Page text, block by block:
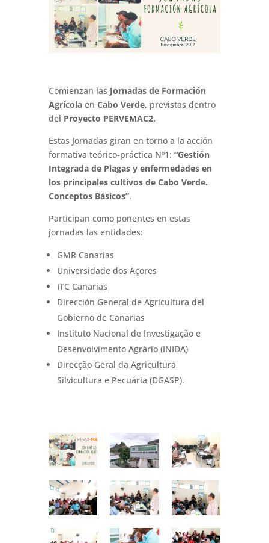
Comienzan las Jornadas de Formación
Agrícolaen Cabo Verde, previstas dentro
del Proyecto PERVEMAC2.
Estas Jornadas giran en torno a la acción
formativa teórico-práctica Nº1: “Gestión
Integrada de Plagas y enfermedades en
los principales cultivos de Cabo Verde.
Conceptos Básicos”.
Participan como ponentes en estas
jornadas las entidades:
GMR Canarias
Universidade dos Açores
ITC Canarias
Dirección General de Agricultura del
Gobierno de Canarias
Instituto Nacional de Investigação e
Desenvolvimento Agrário (INIDA)
Direcção Geral da Agricultura,
Silvicultura e Pecuária (DGASP).